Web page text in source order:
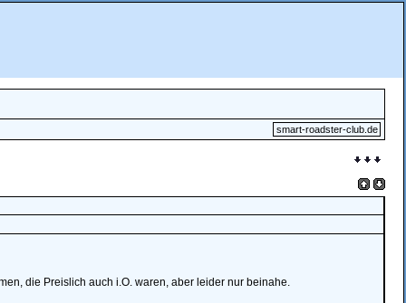
smart-roadster-club.de
die Preislich auch i.O. waren, aber leider nur beinahe.